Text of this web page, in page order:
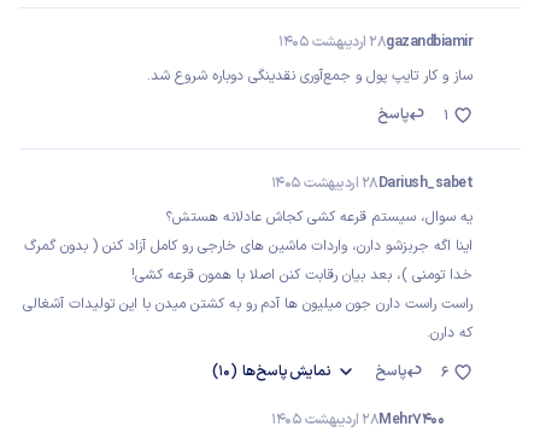
gazandbiamir28 اردیبهشت 1405
ساز و کار تایپ پول و جمع‌آوری نقدینگی دوباره شروع شد.
پاسخ
1
Dariush_sabet28 اردیبهشت 1405
یه سوال، سیستم قرعه کشی کجاش عادلانه هستش؟
اینا اگه جربزشو دارن، واردات ماشین های خارجی رو کامل آزاد کنن ( بدون گمرگ
خدا تومنی )، بعد بیان رقابت کنن اصلا با همون قرعه کشی!
راست راست دارن جون میلیون ها آدم رو به کشتن میدن با این تولیدات آشغالی
که دارن.
پاسخ
نمایشپاسخ‌ها (10) 6
Mehr740028 اردیبهشت 1405